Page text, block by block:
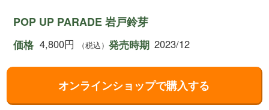
POP UP PARADE 岩戸鈴芽
価格 4,800円 （税込） 発売時期 2023/12
オンラインショップで購入する